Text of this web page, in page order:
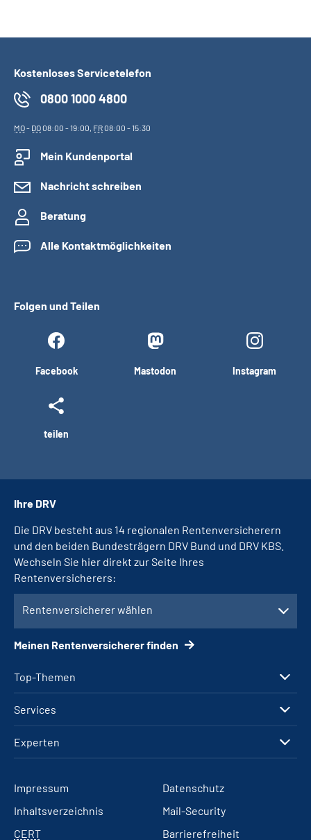
Kostenloses Servicetelefon
0800 1000 4800
MO- DO08:00 - 19:00, FR08:00 - 15:30
Mein Kundenportal
Nachricht schreiben
Beratung
Alle Kontaktmöglichkeiten
Folgen und Teilen
Facebook Mastodon Instagram
teilen
Top-Themen
Services
Experten
Ihre DRV
Die DRV besteht aus 14 regionalen Rentenversicherern
und den beiden Bundesträgern DRV Bund und DRV KBS.
Wechseln Sie hier direkt zur Seite Ihres
Rentenversicherers:
Rentenversicherer wählen
Meinen Rentenversicherer finden
Impressum
Datenschutz
Inhaltsverzeichnis
Mail-Security
CERT
Barrierefreiheit